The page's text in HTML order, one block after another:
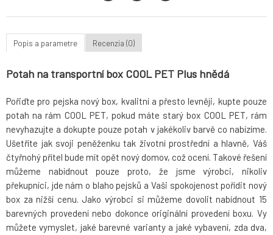
Popis a parametre Recenzia (0)
Potah na transportní box COOL PET Plus hnědá
Pořiďte pro pejska nový box, kvalitní a přesto levněji, kupte pouze
potah na rám COOL PET, pokud máte starý box COOL PET, rám
nevyhazujte a dokupte pouze potah v jakékoliv barvě co nabízíme.
Ušetříte jak svoji peněženku tak životní prostřední a hlavně, Váš
čtyřnohý přítel bude mít opět nový domov, což ocení. Takové řešení
můžeme nabídnout pouze proto, že jsme výrobci, nikoliv
překupníci, jde nám o blaho pejsků a Vaši spokojenost pořídit nový
box za nižší cenu. Jako výrobci si můžeme dovolit nabídnout 15
barevných provedení nebo dokonce originální provedení boxu. Vy
můžete vymyslet, jaké barevné varianty a jaké vybavení, zda dva,